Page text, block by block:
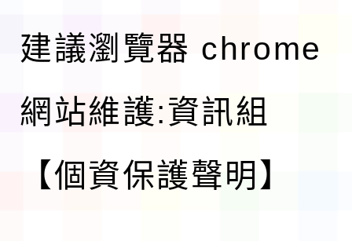
建議瀏覽器 chrome
網站維護:資訊組
【個資保護聲明】